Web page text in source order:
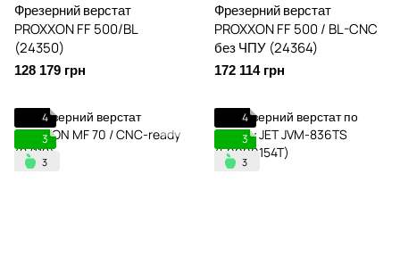
Фрезерний верстат
PROXXON FF 500/BL
(24350)
128 179 грн
Фрезерний верстат
PROXXON FF 500 / BL-CNC
без ЧПУ (24364)
172 114 грн
4
3
4
3